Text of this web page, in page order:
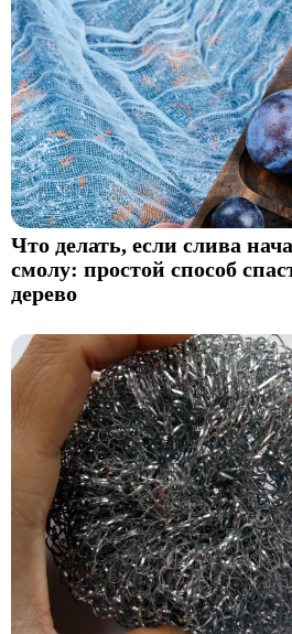
Что делать, если слива
смолу: простой способ
дерево